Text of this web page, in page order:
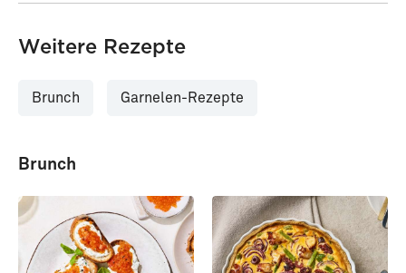
Weitere Rezepte
Brunch Garnelen-Rezepte
Brunch